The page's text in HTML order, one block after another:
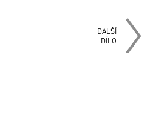
DALŠÍ
DÍLO